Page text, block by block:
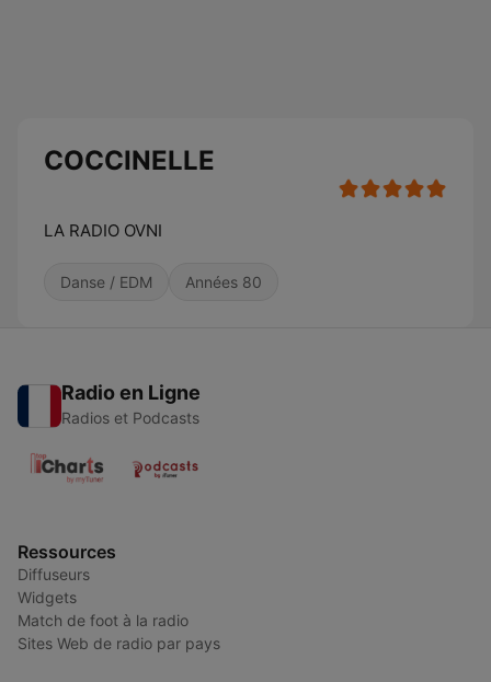
COCCINELLE
LA RADIO OVNI
Danse / EDM Années 80
Radio en Ligne
Radios et Podcasts
Ressources
Diffuseurs
Widgets
Match de foot à la radio
Sites Web de radio par pays